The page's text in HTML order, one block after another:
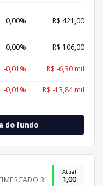
0,00% R$ 421,00
0,00%
R$ 106,00
-0,01% R$ -6,30 mil
-0,01% R$ -13,84 mil
do fundo
RL
Atual
1,00